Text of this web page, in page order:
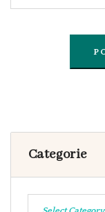
Categorie